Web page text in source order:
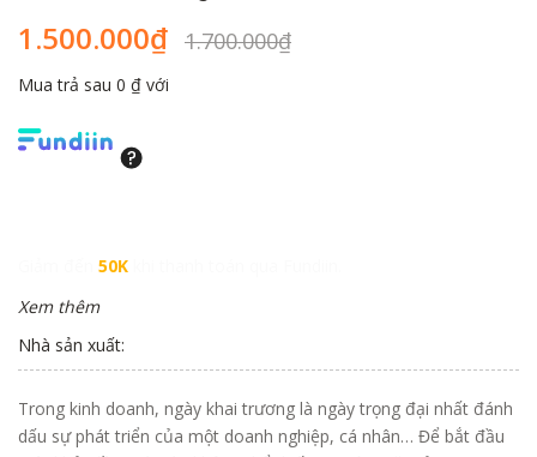
1.500.000₫ 1.700.000₫
Mua trả sau 0 ₫ với
50K
Xem thêm
Nhà sản xuất:
Trong kinh doanh, ngày khai trương là ngày trọng đại nhất đánh
dấu sự phát triển của một doanh nghiệp, cá nhân… Để bắt đầu